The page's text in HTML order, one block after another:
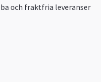
och fraktfria leveranser